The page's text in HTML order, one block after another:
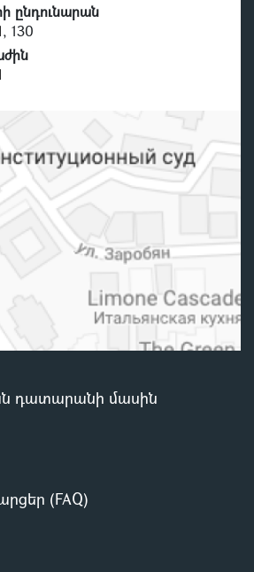
ընդունարան
, 130
դատարանի մասին
(FAQ)